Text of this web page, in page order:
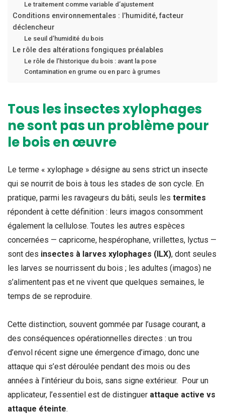
Le traitement comme variable d’ajustement
Conditions environnementales : l’humidité, facteur
déclencheur
Le seuil d’humidité du bois
Le rôle des altérations fongiques préalables
Le rôle de l’historique du bois : avant la pose
Contamination en grume ou en parc à grumes
Tous les insectes xylophages
ne sont pas un problème pour
le bois en œuvre
Le terme « xylophage » désigne au sens strict un insecte
qui se nourrit de bois à tous les stades de son cycle. En
pratique, parmi les ravageurs du bâti, seuls les termites
répondent à cette définition : leurs imagos consomment
également la cellulose. Toutes les autres espèces
concernées — capricorne, hespérophane, vrillettes, lyctus —
sont des insectes à larves xylophages (ILX), dont seules
les larves se nourrissent du bois ; les adultes (imagos) ne
s’alimentent pas et ne vivent que quelques semaines, le
temps de se reproduire.
Cette distinction, souvent gommée par l’usage courant, a
des conséquences opérationnelles directes : un trou
d’envol récent signe une émergence d’imago, donc une
attaque qui s’est déroulée pendant des mois ou des
années à l’intérieur du bois, sans signe extérieur. Pour un
applicateur, l’essentiel est de distinguer attaque active vs
attaque éteinte.